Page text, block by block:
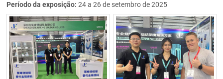
Período da exposição:24 a 26 de setembro de 2025